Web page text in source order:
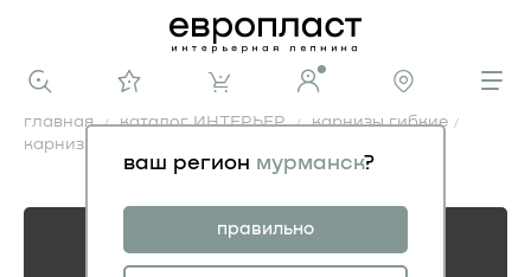
ваш регион мурманск?
правильно
главная каталог ИНТЕРЬЕР
карнизы гибкие
карниз 1.50.216 гибкий
карниз 1.50.216 гибкий